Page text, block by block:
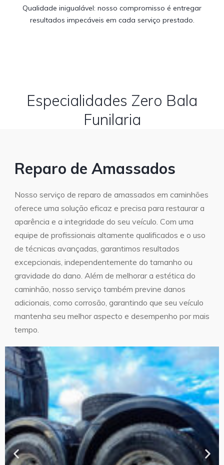
Qualidade inigualável: nosso compromisso é entregar
resultados impecáveis em cada serviço prestado.
Especialidades Zero Bala
Funilaria
Reparo de Amassados
Nosso serviço de reparo de amassados em caminhões
oferece uma solução eficaz e precisa para restaurar a
aparência e a integridade do seu veículo. Com uma
equipe de profissionais altamente qualificados e o uso
de técnicas avançadas, garantimos resultados
excepcionais, independentemente do tamanho ou
gravidade do dano. Além de melhorar a estética do
caminhão, nosso serviço também previne danos
adicionais, como corrosão, garantindo que seu veículo
mantenha seu melhor aspecto e desempenho por mais
tempo.